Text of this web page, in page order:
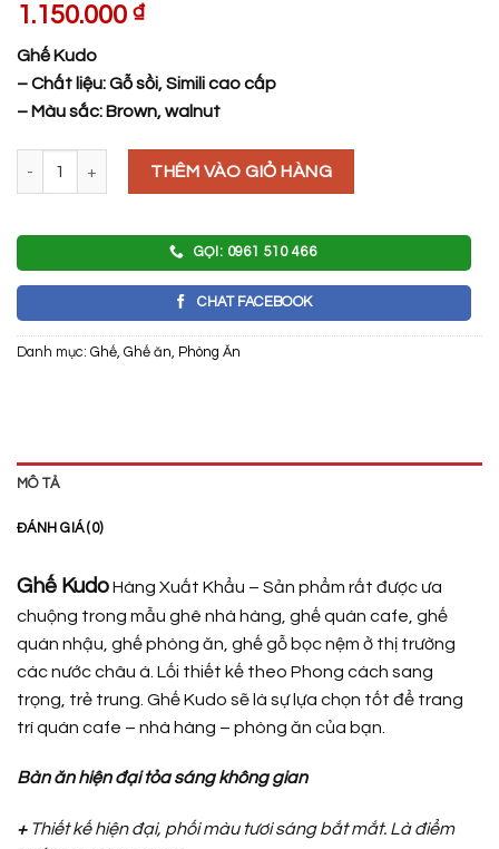
1.150.000 ₫
Ghế Kudo
– Chất liệu: Gỗ sồi, Simili cao cấp
– Màu sắc: Brown, walnut
GHẾ KUDO số lượng
THÊM VÀO GIỎ HÀNG
GỌI: 0961 510 466
CHAT FACEBOOK
Danh mục: Ghế, Ghế ăn, Phòng Ăn
MÔ TẢ
ĐÁNH GIÁ (0)
Ghế KudoHàng Xuất Khẩu – Sản phẩm rất được ưa
chuộng trong mẫu ghê nhà hàng, ghế quán cafe, ghế
quán nhậu, ghế phòng ăn, ghế gỗ bọc nệm ở thị trường
các nước châu á. Lối thiết kế theo Phong cách sang
trọng, trẻ trung. Ghế Kudo sẽ là sự lựa chọn tốt để trang
trí quán cafe – nhà hàng – phòng ăn của bạn.
Bàn ăn hiện đại tỏa sáng không gian
+ Thiết kế hiện đại, phối màu tươi sáng bắt mắt. Là điểm